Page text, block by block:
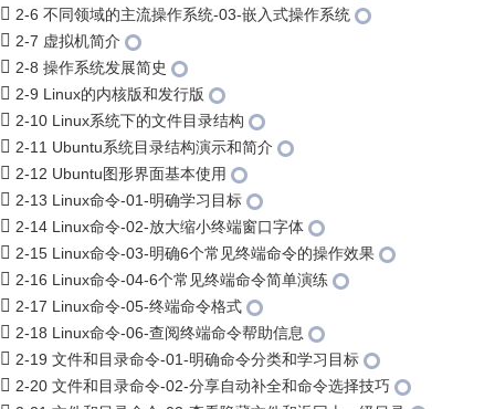
2-6 不同领域的主流操作系统-03-嵌入式操作系统
2-7 虚拟机简介
2-8 操作系统发展简史
2-9 Linux的内核版和发行版
2-10 Linux系统下的文件目录结构
2-11 Ubuntu系统目录结构演示和简介
2-12 Ubuntu图形界面基本使用
2-13 Linux命令-01-明确学习目标
2-14 Linux命令-02-放大缩小终端窗口字体
2-15 Linux命令-03-明确6个常见终端命令的操作效果
2-16 Linux命令-04-6个常见终端命令简单演练
2-17 Linux命令-05-终端命令格式
2-18 Linux命令-06-查阅终端命令帮助信息
2-19 文件和目录命令-01-明确命令分类和学习目标
2-20 文件和目录命令-02-分享自动补全和命令选择技巧